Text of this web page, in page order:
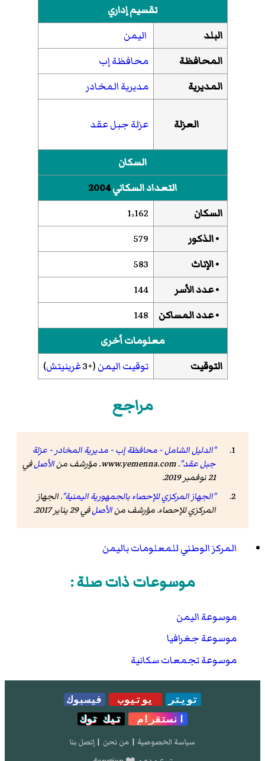
تقسيم إداري
البلد
اليمن
المحافظة
محافظة إب
المديرية
مديرية المخادر
العزلة عزلة جبل عقد
السكان
التعداد السكاني2004
السكان
1٬162
• الذكور
579
• الإناث
583
• عدد الأسر
144
• عدد المساكن
148
معلومات أخرى
التوقيت
توقيت اليمن(+3 غرينيتش)
مراجع
"الدليل الشامل - محافظة إب - مديرية المخادر - عزلة
جبل عقد".
www.yemenna.com. مؤرشف منالأصلفي
21 نوفمبر 2019
.
"الجهاز المركزي للإحصاء بالجمهورية اليمنية". الجهاز
المركزي للإحصاء. مؤرشف منالأصلفي 29 يناير 2017 .
المركز الوطني للمعلومات باليمن
موسوعات ذات صلة :
موسوعة اليمن
موسوعة جغرافيا
موسوعة تجمعات سكانية
تويتر يوتيوب
فيسبوك
انستقرام
تيك توك
سياسة الخصوصية | من نحن | إتصل بنا